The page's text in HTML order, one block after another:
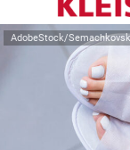
AdobeStock/